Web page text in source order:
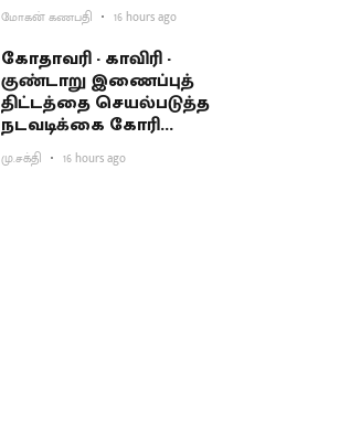
மோகன் கணபதி 16 hours ago
கோதாவரி - காவிரி -
குண்டாறு இணைப்புத்
திட்டத்தை செயல்படுத்த
நடவடிக்கை கோரி
பிரதமருக்கு முதல்வர்
விஜய் கடிதம்
மு.சக்தி 16 hours ago